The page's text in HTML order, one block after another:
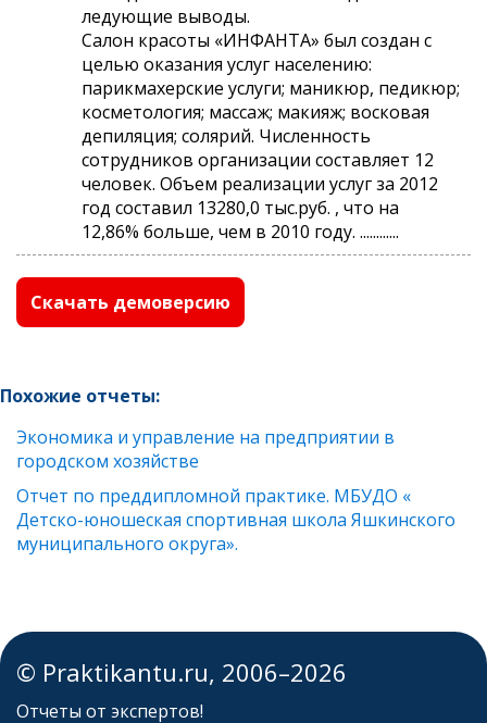
ледующие выводы.
Салон красоты «ИНФАНТА» был создан с
целью оказания услуг населению:
парикмахерские услуги; маникюр, педикюр;
косметология; массаж; макияж; восковая
депиляция; солярий. Численность
сотрудников организации составляет 12
человек. Объем реализации услуг за 2012
год составил 13280,0 тыс.руб. , что на
12,86% больше, чем в 2010 году. ............
Скачать демоверсию
Похожие отчеты:
Экономика и управление на предприятии в
городском хозяйстве
Отчет по преддипломной практике. МБУДО «
Детско-юношеская спортивная школа Яшкинского
муниципального округа».
© Praktikantu.ru, 2006–2026
Отчеты от экспертов!